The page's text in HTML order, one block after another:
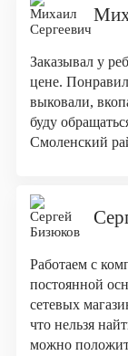
Заказывал у
цене.
выковали,
буду
Смоленский
Работаем с
постоянной
сетевых
что нельзя
можно